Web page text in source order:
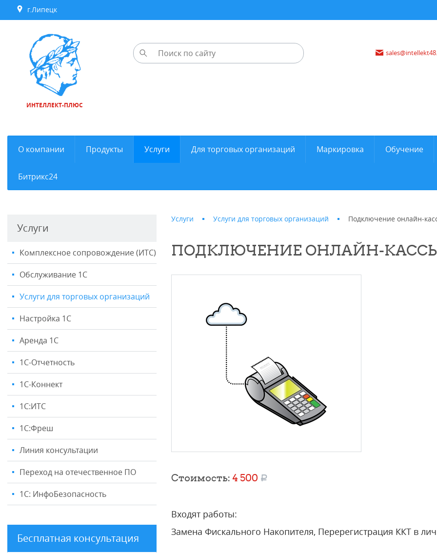
г.Липецк
ИНТЕЛЛЕКТ-ПЛЮС
О компании Продукты Услуги Для торговых организаций Маркировка Обучение
Битрикс24
Услуги
Комплексное сопровождение (ИТС)
Обслуживание 1С
Услуги для торговых организаций
Настройка 1С
Аренда 1С
1C-Отчетность
1С-Коннект
1С:ИТС
1С:Фреш
Линия консультации
Переход на отечественное ПО
1С: ИнфоБезопасность
Бесплатная консультация
Услуги Услуги для торговых организаций Подключение онлайн-
ПОДКЛЮЧЕНИЕ ОНЛАЙН-
Стоимость: 4 500 a
Входят работы:
Замена Фискального Накопителя, Перерегистрация ККТ в